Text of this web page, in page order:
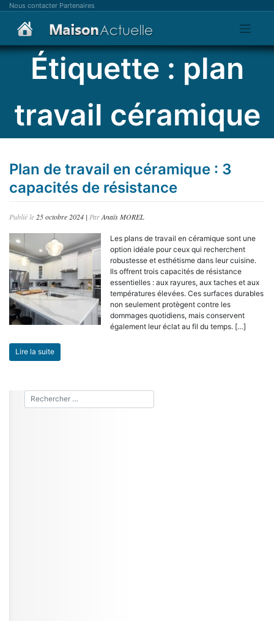
Skip
content
Nous contacter Partenaires
Étiquette : plan
travail céramique
Plan de travail en céramique : 3
capacités de résistance
Publié le 25 octobre 2024 | ParAnaïs MOREL
Les plans de travail en céramique sont une
option idéale pour ceux qui recherchent
robustesse et esthétisme dans leur cuisine.
Ils offrent trois capacités de résistance
essentielles : aux rayures, aux taches et aux
températures élevées. Ces surfaces durables
non seulement protègent contre les
dommages quotidiens, mais conservent
également leur éclat au fil du temps. […]
Lire la suite